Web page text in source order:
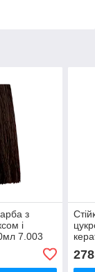
з
і
7.003
278